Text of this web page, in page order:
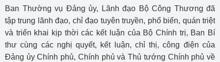
Ban Thường vụ Đảng ủy, Lãnh đạo Bộ Công Thương đã
tập trung lãnh đạo, chỉ đạo tuyên truyền, phổ biến, quán triệt
và triển khai kịp thời các kết luận của Bộ Chính trị, Ban Bí
thư cùng các nghị quyết, kết luận, chỉ thị, công điện của
Đảng ủy Chính phủ, Chính phủ và Thủ tướng Chính phủ về